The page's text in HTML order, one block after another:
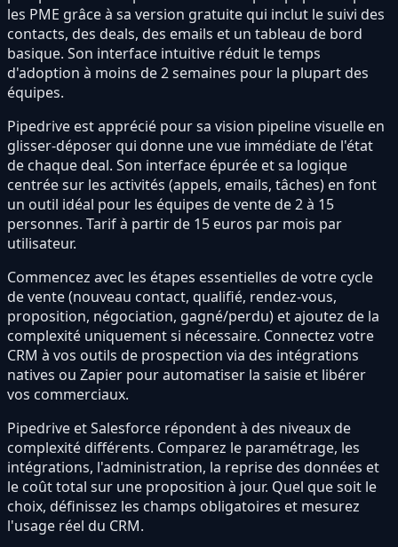
les PME grâce à sa version gratuite qui inclut le suivi des
contacts, des deals, des emails et un tableau de bord
basique. Son interface intuitive réduit le temps
d'adoption à moins de 2 semaines pour la plupart des
équipes.
Pipedrive est apprécié pour sa vision pipeline visuelle en
glisser-déposer qui donne une vue immédiate de l'état
de chaque deal. Son interface épurée et sa logique
centrée sur les activités (appels, emails, tâches) en font
un outil idéal pour les équipes de vente de 2 à 15
personnes. Tarif à partir de 15 euros par mois par
utilisateur.
Commencez avec les étapes essentielles de votre cycle
de vente (nouveau contact, qualifié, rendez-vous,
proposition, négociation, gagné/perdu) et ajoutez de la
complexité uniquement si nécessaire. Connectez votre
CRM à vos outils de prospection via des intégrations
natives ou Zapier pour automatiser la saisie et libérer
vos commerciaux.
Pipedrive et Salesforce répondent à des niveaux de
complexité différents. Comparez le paramétrage, les
intégrations, l'administration, la reprise des données et
le coût total sur une proposition à jour. Quel que soit le
choix, définissez les champs obligatoires et mesurez
l'usage réel du CRM.